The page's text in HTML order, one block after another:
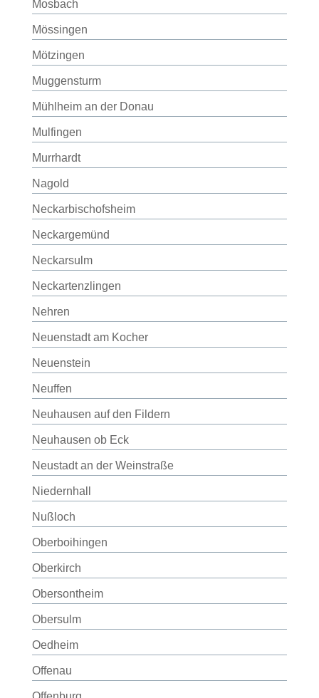
Mosbach
Mössingen
Mötzingen
Muggensturm
Mühlheim an der Donau
Mulfingen
Murrhardt
Nagold
Neckarbischofsheim
Neckargemünd
Neckarsulm
Neckartenzlingen
Nehren
Neuenstadt am Kocher
Neuenstein
Neuffen
Neuhausen auf den Fildern
Neuhausen ob Eck
Neustadt an der Weinstraße
Niedernhall
Nußloch
Oberboihingen
Oberkirch
Obersontheim
Obersulm
Oedheim
Offenau